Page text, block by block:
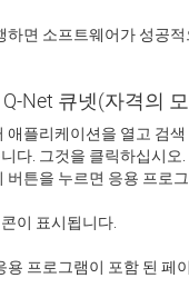
하면 소프트웨어가 성공적
Net 큐넷(자격의
애플리케이션을 열고 검
다. 그것을 클릭하십시